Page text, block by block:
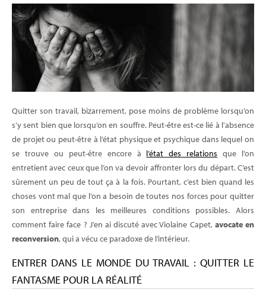
Quitter son travail, bizarrement, pose moins de problème lorsqu’on
s’y sent bien que lorsqu’on en souffre. Peut-être est-ce lié à l’absence
de projet ou peut-être à l’état physique et psychique dans lequel on
se trouve ou peut-être encore à l’état des relations que l’on
entretient avec ceux que l’on va devoir affronter lors du départ. C’est
sûrement un peu de tout ça à la fois. Pourtant, c’est bien quand les
choses vont mal que l’on a besoin de toutes nos forces pour quitter
son entreprise dans les meilleures conditions possibles. Alors
comment faire face ? J’en ai discuté avec Violaine Capet, avocate en
reconversion, qui a vécu ce paradoxe de l’intérieur.
ENTRER DANS LE MONDE DU TRAVAIL : QUITTER LE
FANTASME POUR LA RÉALITÉ